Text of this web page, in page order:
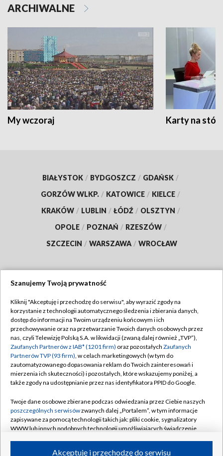
ARCHIWALNE
My wczoraj Karty na
BIAŁYSTOK / BYDGOSZCZ / GDAŃSK /
GORZÓW WLKP. / KATOWICE / KIELCE /
KRAKÓW / LUBLIN / ŁÓDŹ / OLSZTYN /
OPOLE / POZNAŃ / RZESZÓW /
SZCZECIN / WARSZAWA / WROCŁAW
TVP
Abonament TVP
Emisja w TVP
Centrum informacji TVP
Naziemna Telewizja Cyfrowa
Rada Programowa
System NOS
Informacje o nadawcy
Regulamin TVP
Polityka prywatności
Moje zgody
Pomoc
Kontakt
Kanały
Szanujemy Twoją prywatność
Kliknij "Akceptuję i przechodzę do serwisu", aby wyrazić zgody na
korzystanie z technologii automatycznego śledzenia i zbierania danych,
dostęp do informacji na Twoim urządzeniu końcowym i ich
przechowywanie oraz na przetwarzanie Twoich danych osobowych przez
nas, czyli Telewizję Polską S.A. w likwidacji (zwaną dalej również „TVP”),
Zaufanych Partnerów z IAB* (1201 firm) oraz pozostałych Zaufanych
Partnerów TVP (93 firm), w celach marketingowych (w tym do
zautomatyzowanego dopasowania reklam do Twoich zainteresowań i
mierzenia ich skuteczności) i pozostałych, które wskazujemy poniżej, a
także zgody na udostępnianie przez nas identyfikatora PPID do Google.
Twoje dane osobowe zbierane podczas odwiedzania przez Ciebie naszych
poszczególnych serwisówzwanych dalej „Portalem”, w tym informacje
zapisywane za pomocą technologii takich jak: pliki cookie, sygnalizatory
WWW lub innych podobnych technologii umożliwiających świadczenie
Akceptuję i przechodzę do serwisu